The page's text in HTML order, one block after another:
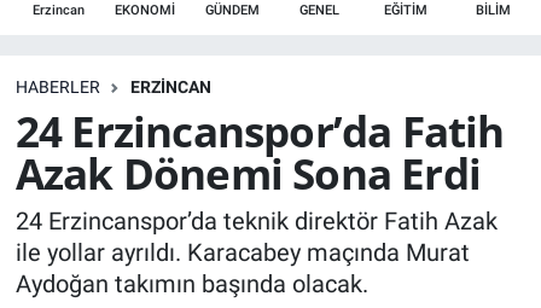
Erzincan EKONOMİ GÜNDEM GENEL EĞİTİM BİLİM
HABERLER ERZINCAN
24 Erzincanspor’da Fatih
Azak Dönemi Sona Erdi
24 Erzincanspor’da teknik direktör Fatih Azak
ile yollar ayrıldı. Karacabey maçında Murat
Aydoğan takımın başında olacak.
EKONOMİ
Bilim, teknoloji
GENEL
KÜLTÜR-SANAT